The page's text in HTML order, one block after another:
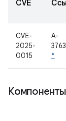
CVE
CVE-
2025-
0015
A-
*